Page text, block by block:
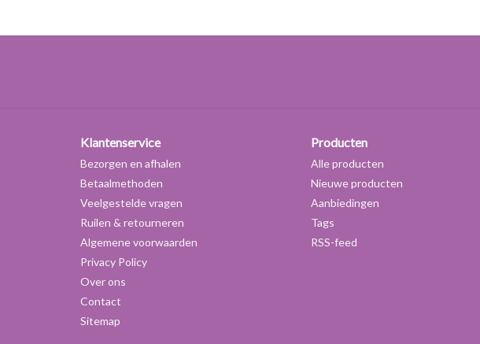
Klantenservice
Bezorgen en afhalen
Betaalmethoden
Veelgestelde vragen
Ruilen & retourneren
Algemene voorwaarden
Privacy Policy
Over ons
Contact
Sitemap
Producten
Alle producten
Nieuwe producten
Aanbiedingen
Tags
RSS-feed